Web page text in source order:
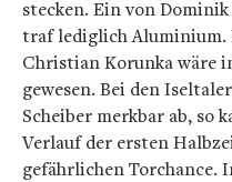
stecken. Ein von
traf lediglich Aluminium.
Christian Korunka wäre
gewesen. Bei den
Scheiber merkbar ab, so
Verlauf der ersten
gefährlichen Torchance.